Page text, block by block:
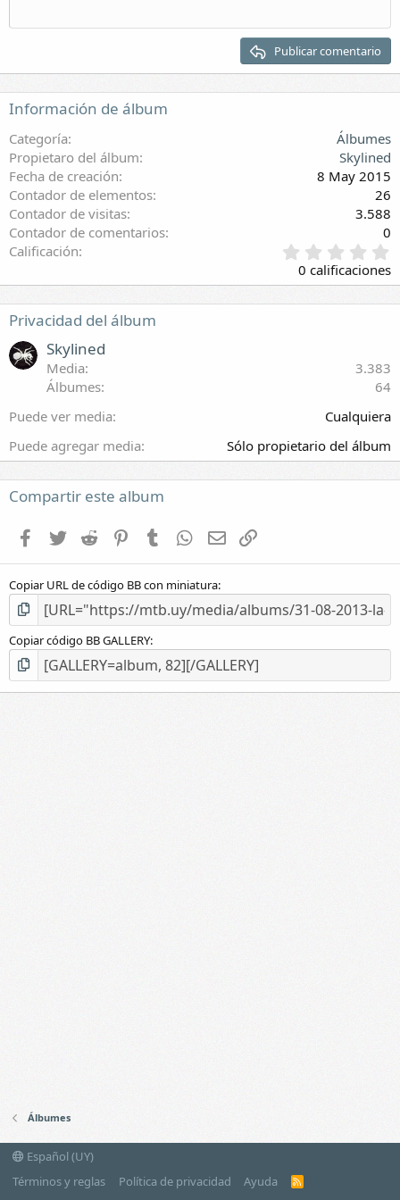
Encabezado 2
Publicar comentario
Información de álbum
Categoría
Álbumes
Propietaro del álbum
Skylined
Fecha de creación
8 May 2015
Contador de elementos
26
Contador de visitas
3.588
Contador de comentarios
0
Calificación
,
0
0
l
l
a
s
)
0 calificaciones
Privacidad del álbum
Skylined
Media
3.383
Álbumes
64
Puede ver media
Cualquiera
Puede agregar media
Sólo propietario del álbum
Compartir este album
Facebook
Twitter Reddit PinterestTumblr WhatsApp
E-mail
Copiar URL de código BB con miniatura
Copiar código BB GALLERY
Álbumes
Español (UY)
Términos y reglas
Política de privacidad Ayuda
R